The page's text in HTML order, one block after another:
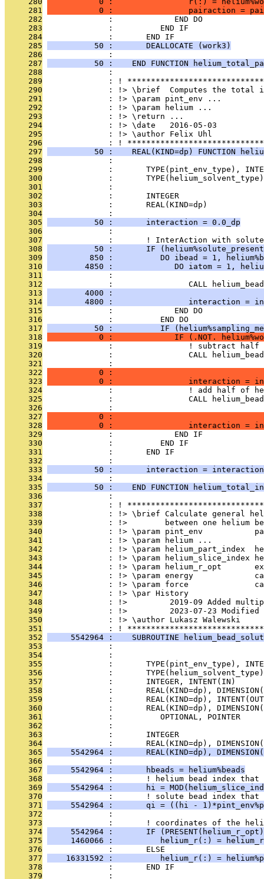
     281
0 :                pairaction =
     282
              :             END DO
     283
              :          END IF
     284
              :       END IF
     285
          50 :       DEALLOCATE (work3)
     286
              :
     287
50 :    END FUNCTION
     288
              :
     289
: !
     290
: !> \brief  Computes the total
     291
              : !> \param pint_env ...
     292
              : !> \param helium ...
     293
              : !> \return ...
     294
              : !> \date   2016-05-03
     295
              : !> \author Felix Uhl
     296
: !
     297
50 :    REAL(KIND=dp) FUNCTION
     298
              :
     299
:       TYPE(pint_env_type),
     300
:
     301
              :
     302
:       INTEGER
     303
:       REAL(KIND=dp)
     304
              :
     305
          50 :       interaction = 0.0_dp
     306
              :
     307
              :       ! InterAction with solute
     308
50 :       IF
     309
850 :          DO ibead = 1,
     310
4850 :             DO iatom = 1,
     311
              :
     312
:                CALL
     313
4000 :
     314
4800 :                interaction =
     315
              :             END DO
     316
              :          END DO
     317
50 :          IF
     318
0 :             IF (.NOT.
     319
:                ! subtract
     320
:                CALL
     321
:
     322
0 :
     323
0 :                interaction =
     324
:                ! add half of
     325
:                CALL
     326
:
     327
0 :
     328
0 :                interaction =
     329
              :             END IF
     330
              :          END IF
     331
              :       END IF
     332
              :
     333
50 :       interaction =
     334
              :
     335
50 :    END FUNCTION
     336
              :
     337
: !
     338
: !> \brief Calculate general
     339
: !>        between one helium
     340
: !> \param pint_env
     341
              : !> \param helium ...
     342
: !> \param helium_part_index
     343
: !> \param helium_slice_index
     344
: !> \param helium_r_opt
     345
: !> \param energy
     346
: !> \param force
     347
              : !> \par History
     348
: !>         2019-09 Added
     349
: !>         2023-07-23
     350
              : !> \author Lukasz Walewski
     351
: !
     352
5542964 :    SUBROUTINE
     353
:
     354
              :
     355
:       TYPE(pint_env_type),
     356
:
     357
:       INTEGER, INTENT(IN)
     358
:       REAL(KIND=dp),
     359
:       REAL(KIND=dp),
     360
:       REAL(KIND=dp),
     361
:          OPTIONAL, POINTER
     362
              :
     363
:       INTEGER
     364
:       REAL(KIND=dp),
     365
5542964 :       REAL(KIND=dp),
     366
              :
     367
     5542964 :       hbeads = helium%beads
     368
:       ! helium bead index
     369
5542964 :       hi =
     370
:       ! solute bead index that
     371
5542964 :       qi = ((hi -
     372
              :
     373
:       ! coordinates of the
     374
5542964 :       IF
     375
1460066 :          helium_r(:) =
     376
              :       ELSE
     377
16331592 :          helium_r(:) =
     378
              :       END IF
     379
              :